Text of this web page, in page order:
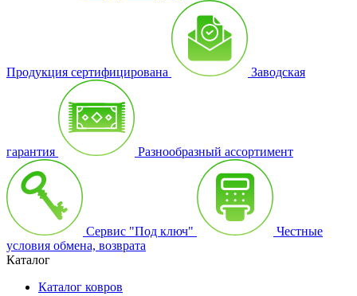
Продукция сертифицирована Заводская
гарантия Разнообразный ассортимент
Сервис "Под ключ"
Честные
условия обмена, возврата
Каталог
Каталог ковров